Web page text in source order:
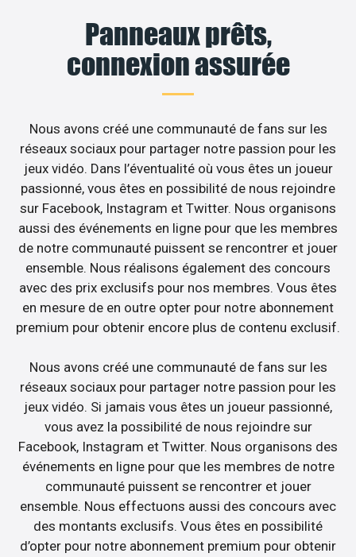
Panneaux prêts,
connexion assurée
Nous avons créé une communauté de fans sur les
réseaux sociaux pour partager notre passion pour les
jeux vidéo. Dans l’éventualité où vous êtes un joueur
passionné, vous êtes en possibilité de nous rejoindre
sur Facebook, Instagram et Twitter. Nous organisons
aussi des événements en ligne pour que les membres
de notre communauté puissent se rencontrer et jouer
ensemble. Nous réalisons également des concours
avec des prix exclusifs pour nos membres. Vous êtes
en mesure de en outre opter pour notre abonnement
premium pour obtenir encore plus de contenu exclusif.
Nous avons créé une communauté de fans sur les
réseaux sociaux pour partager notre passion pour les
jeux vidéo. Si jamais vous êtes un joueur passionné,
vous avez la possibilité de nous rejoindre sur
Facebook, Instagram et Twitter. Nous organisons des
événements en ligne pour que les membres de notre
communauté puissent se rencontrer et jouer
ensemble. Nous effectuons aussi des concours avec
des montants exclusifs. Vous êtes en possibilité
d’opter pour notre abonnement premium pour obtenir